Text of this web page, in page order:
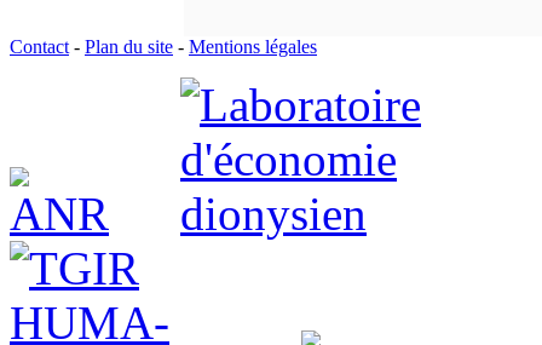
Contact - Plan du site - Mentions légales